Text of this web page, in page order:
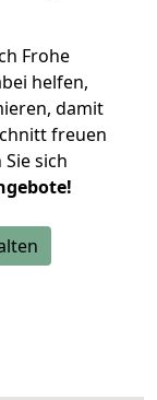
Frohe
helfen,
damit
freuen
sich